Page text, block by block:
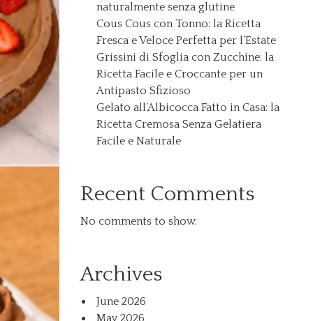
naturalmente senza glutine
Cous Cous con Tonno: la Ricetta
Fresca e Veloce Perfetta per l’Estate
Grissini di Sfoglia con Zucchine: la
Ricetta Facile e Croccante per un
Antipasto Sfizioso
Gelato all’Albicocca Fatto in Casa: la
Ricetta Cremosa Senza Gelatiera
Facile e Naturale
Recent Comments
No comments to show.
Archives
June 2026
May 2026